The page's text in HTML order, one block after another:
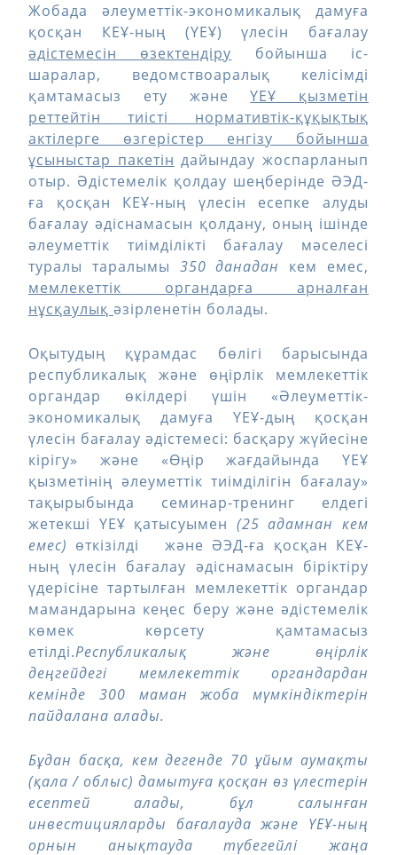
Жобада әлеуметтік-экономикалық дамуға
қосқан КЕҰ-ның (ҮЕҰ) үлесін бағалау
әдістемесін өзектендіру бойынша іс-
шаралар, ведомствоаралық келісімді
қамтамасыз ету жәнеҮЕҰ қызметін
реттейтін тиісті нормативтік-құқықтық
актілерге өзгерістер енгізу бойынша
ұсыныстар пакетін дайындау жоспарланып
отыр. Әдістемелік қолдау шеңберінде ӘЭД-
ға қосқан КЕҰ-ның үлесін есепке алуды
бағалау әдіснамасын қолдану, оның ішінде
әлеуметтік тиімділікті бағалау мәселесі
туралы таралымы 350 данадан
кем емес,
мемлекеттік органдарға арналған
нұсқаулық әзірленетін болады.
Оқытудың құрамдас бөлігі барысында
республикалық және өңірлік мемлекеттік
органдар өкілдері үшін «Әлеуметтік-
экономикалық дамуға ҮЕҰ-дың қосқан
үлесін бағалау әдістемесі: басқару жүйесіне
кірігу» және «Өңір жағдайында ҮЕҰ
қызметінің әлеуметтік тиімділігін бағалау»
тақырыбында семинар-тренинг елдегі
жетекші ҮЕҰ қатысуымен (25 адамнан кем
емес) өткізілді және ӘЭД-ға қосқан КЕҰ-
ның үлесін бағалау әдіснамасын біріктіру
үдерісіне тартылған мемлекеттік органдар
мамандарына кеңес беру және әдістемелік
көмек көрсету қамтамасыз
етілді.Республикалық және өңірлік
деңгейдегі мемлекеттік органдардан
кемінде 300 маман жоба мүмкіндіктерін
пайдалана алады.
Бұдан басқа, кем дегенде 70 ұйым аумақты
(қала / облыс) дамытуға қосқан өз үлестерін
есептей алады, бұл салынған
инвестицияларды бағалауда және ҮЕҰ-ның
орнын анықтауда түбегейлі жаңа